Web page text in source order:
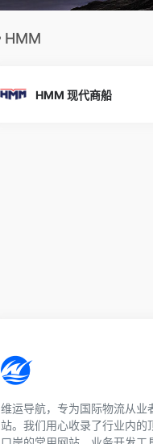
HMM
HMM 现代商船
维运导航，专为国际物流从业
站。我们用心收录了行业内的